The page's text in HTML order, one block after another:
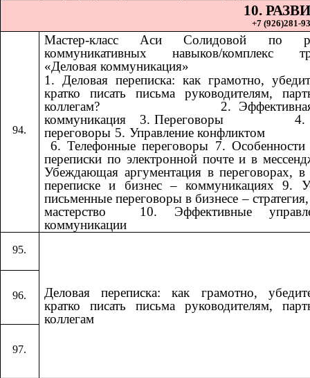
10.
+7 (926)281-
Мастер-класс Аси Солидовой по
коммуникативных навыков/комплекс
«Деловая коммуникация»
1. Деловая переписка: как грамотно,
кратко писать письма руководителям,
коллегам? ​​ ​​ ​​ ​​ ​​ ​​ ​​ ​​ ​​ ​​ ​​ ​​ ​​ ​​ ​​​​ 2. Эффективная
коммуникация ​​​​ 3. Переговоры ​​ ​​ ​​ ​​ ​​ ​​ ​​ ​​ ​​ ​​ ​​ ​​ ​​ ​​​​ 4.
переговоры 5. Управление конфликтом
6. Телефонные переговоры 7. Особенности
переписки по электронной почте и в
Убеждающая аргументация в переговорах, в
переписке и бизнес – коммуникациях 9.
письменные переговоры в бизнесе – стратегия,
мастерство ​​ 10. Эффективные
коммуникации​​
Деловая переписка: как грамотно,
кратко писать письма руководителям,
коллегам